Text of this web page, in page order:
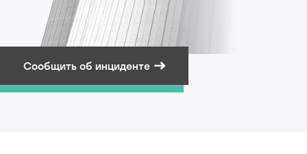
Сообщить об инциденте
Подписаться на рассылку